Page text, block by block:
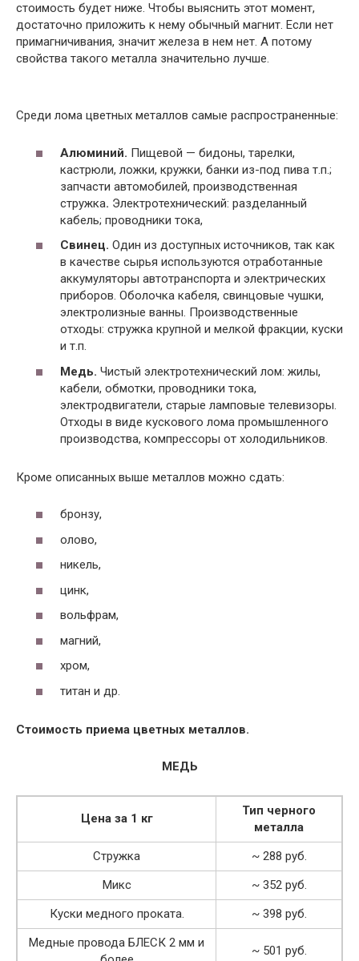
стоимость будет ниже. Чтобы выяснить этот момент,
достаточно приложить к нему обычный магнит. Если нет
примагничивания, значит железа в нем нет. А потому
свойства такого металла значительно лучше.
Среди лома цветных металлов самые распространенные:
Алюминий. Пищевой — бидоны, тарелки,
кастрюли, ложки, кружки, банки из-под пива т.п.;
запчасти автомобилей, производственная
стружка. Электротехнический: разделанный
кабель; проводники тока,
Свинец. Один из доступных источников, так как
в качестве сырья используются отработанные
аккумуляторы автотранспорта и электрических
приборов. Оболочка кабеля, свинцовые чушки,
электролизные ванны. Производственные
отходы: стружка крупной и мелкой фракции, куски
и т.п.
Медь. Чистый электротехнический лом: жилы,
кабели, обмотки, проводники тока,
электродвигатели, старые ламповые телевизоры.
Отходы в виде кускового лома промышленного
производства, компрессоры от холодильников.
Кроме описанных выше металлов можно сдать:
бронзу,
олово,
никель,
цинк,
вольфрам,
магний,
хром,
титан и др.
Стоимость приема цветных металлов.
МЕДЬ
Цена за 1 кг
Тип черного
металла
Стружка
~ 288 руб.
Микс
~ 352 руб.
Куски медного проката.
~ 398 руб.
Медные провода БЛЕСК 2 мм и
~ 501 руб.